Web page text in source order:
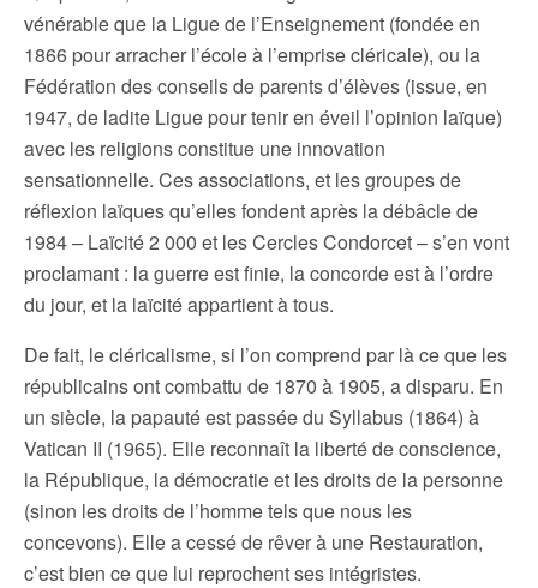
vénérable que la Ligue de l’Enseignement (fondée en
1866 pour arracher l’école à l’emprise cléricale), ou la
Fédération des conseils de parents d’élèves (issue, en
1947, de ladite Ligue pour tenir en éveil l’opinion laïque)
avec les religions constitue une innovation
sensationnelle. Ces associations, et les groupes de
réflexion laïques qu’elles fondent après la débâcle de
1984 – Laïcité 2 000 et les Cercles Condorcet – s’en vont
proclamant : la guerre est finie, la concorde est à l’ordre
du jour, et la laïcité appartient à tous.
De fait, le cléricalisme, si l’on comprend par là ce que les
républicains ont combattu de 1870 à 1905, a disparu. En
un siècle, la papauté est passée du Syllabus (1864) à
Vatican II (1965). Elle reconnaît la liberté de conscience,
la République, la démocratie et les droits de la personne
(sinon les droits de l’homme tels que nous les
concevons). Elle a cessé de rêver à une Restauration,
c’est bien ce que lui reprochent ses intégristes.